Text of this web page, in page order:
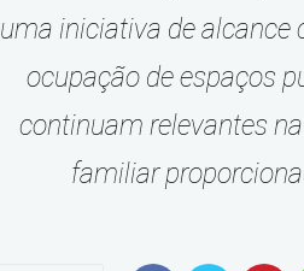
uma iniciativa de alcance
ocupação de espaços
continuam relevantes
familiar